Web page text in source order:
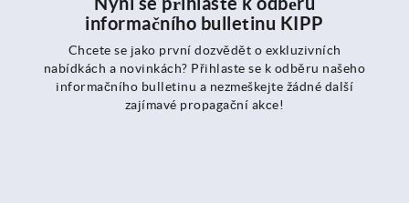
informačního bulletinu KIPP
Chcete se jako první dozvědět o exkluzivních
nabídkách a novinkách? Přihlaste se k odběru našeho
informačního bulletinu a nezmeškejte žádné další
zajímavé propagační akce!